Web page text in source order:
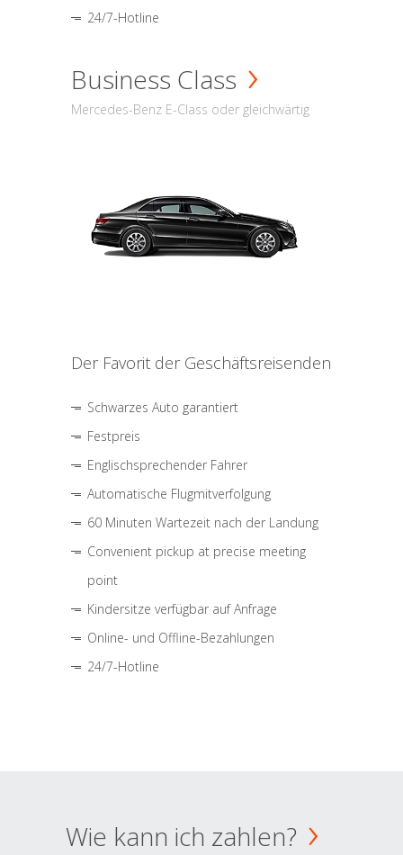
24/7-Hotline
Business Class
Mercedes-Benz E-Class oder gleichwärtig
Der Favorit der Geschäftsreisenden
Schwarzes Auto garantiert
Festpreis
Englischsprechender Fahrer
Automatische Flugmitverfolgung
60 Minuten Wartezeit nach der Landung
Convenient pickup at precise meeting
point
Kindersitze verfügbar auf Anfrage
Online- und Offline-Bezahlungen
24/7-Hotline
Wie kann ich zahlen?